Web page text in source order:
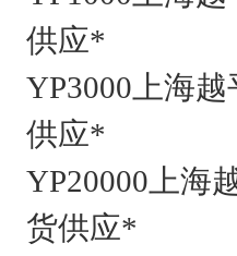
供应*
YP3000上海
供应*
YP20000上海
货供应*